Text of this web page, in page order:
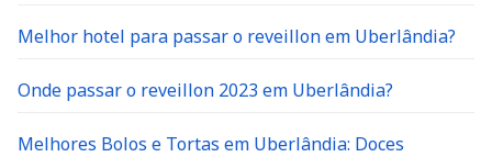
Melhor hotel para passar o reveillon em Uberlândia?
Onde passar o reveillon 2023 em Uberlândia?
Melhores Bolos e Tortas em Uberlândia: Doces